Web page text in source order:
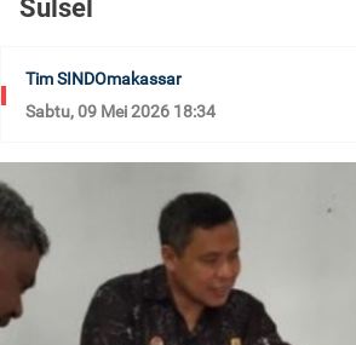
Sulsel
Tim SINDOmakassar
Sabtu, 09 Mei 2026 18:34